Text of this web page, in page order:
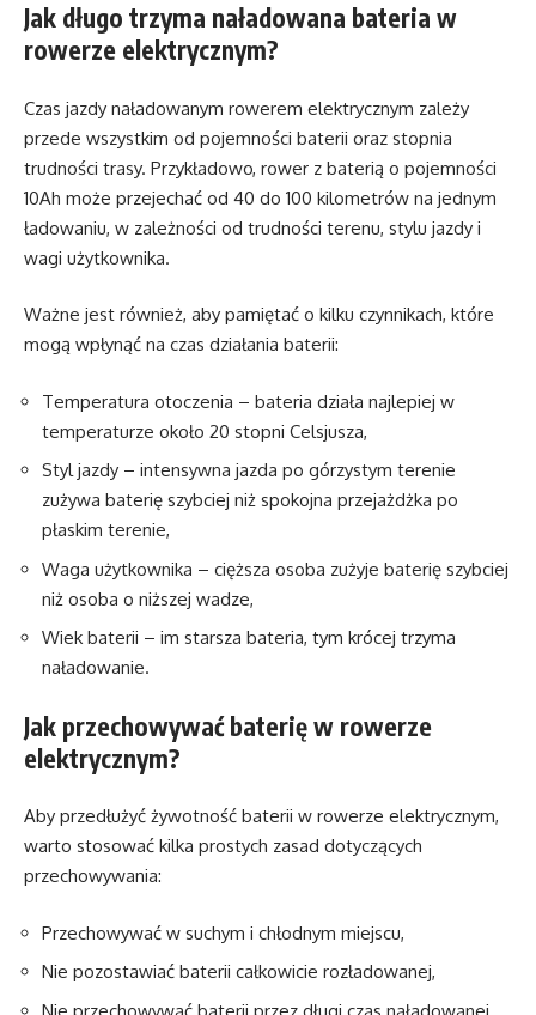
Jak długo trzyma naładowana bateria w
rowerze elektrycznym?
Czas jazdy naładowanym rowerem elektrycznym zależy
przede wszystkim od pojemności baterii oraz stopnia
trudności trasy. Przykładowo, rower z baterią o pojemności
10Ah może przejechać od 40 do 100 kilometrów na jednym
ładowaniu, w zależności od trudności terenu, stylu jazdy i
wagi użytkownika.
Ważne jest również, aby pamiętać o kilku czynnikach, które
mogą wpłynąć na czas działania baterii:
Temperatura otoczenia – bateria działa najlepiej w
temperaturze około 20 stopni Celsjusza,
Styl jazdy – intensywna jazda po górzystym terenie
zużywa baterię szybciej niż spokojna przejażdżka po
płaskim terenie,
Waga użytkownika – cięższa osoba zużyje baterię szybciej
niż osoba o niższej wadze,
Wiek baterii – im starsza bateria, tym krócej trzyma
naładowanie.
Jak przechowywać baterię w rowerze
elektrycznym?
Aby przedłużyć żywotność baterii w rowerze elektrycznym,
warto stosować kilka prostych zasad dotyczących
przechowywania:
Przechowywać w suchym i chłodnym miejscu,
Nie pozostawiać baterii całkowicie rozładowanej,